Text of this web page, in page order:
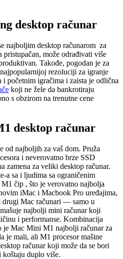
desktop računar
najboljim desktop računarom za
pristupačan, može odrađivati više
Takođe, pogodan je za
rezoluciji za igranje
i početnim igračima i zaista je odlična
koji ne žele da bankrotiraju
s obzirom na trenutne cene
desktop računar
od najboljih za vaš dom. Pruža
i neverovatno brze SSD
zamena za veliki desktop računar.
a sa i ljudima sa ograničenim
čip , što je verovatno najbolja
iMac i Macbook Pro uređajima,
drugi Mac računari — samo u
najbolji mini računar koji
i performanse. Kombinacija
je Mac Mini M1 najbolji računar za
je mali, ali M1 procesor mašine
računar koji može da se bori
duplo više.